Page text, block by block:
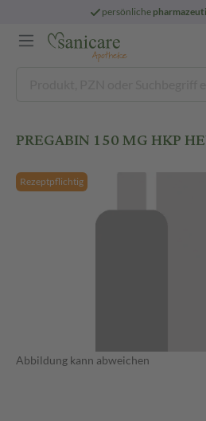
persönliche
PREGABIN 150 MG HKP
Rezeptpflichtig
Abbildung kann abweichen